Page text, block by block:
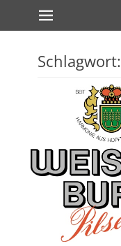
zum
Inhalt
Primärmenü
Schlagwort: